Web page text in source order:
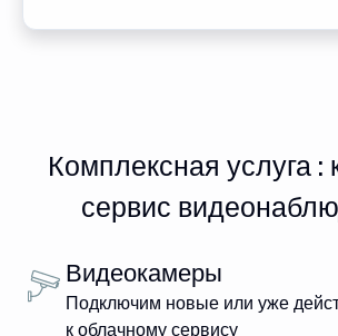
Комплексная услуга :
сервис
Видеокамеры
Подключим новые или уже
к облачному сервису